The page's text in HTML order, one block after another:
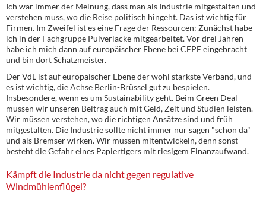
Ich war immer der Meinung, dass man als Industrie mitgestalten und
verstehen muss, wo die Reise politisch hingeht. Das ist wichtig für
Firmen. Im Zweifel ist es eine Frage der Ressourcen: Zunächst habe
ich in der Fachgruppe Pulverlacke mitgearbeitet. Vor drei Jahren
habe ich mich dann auf europäischer Ebene bei CEPE eingebracht
und bin dort Schatzmeister.
Der VdL ist auf europäischer Ebene der wohl stärkste Verband, und
es ist wichtig, die Achse Berlin-Brüssel gut zu bespielen.
Insbesondere, wenn es um Sustainability geht. Beim Green Deal
müssen wir unseren Beitrag auch mit Geld, Zeit und Studien leisten.
Wir müssen verstehen, wo die richtigen Ansätze sind und früh
mitgestalten. Die Industrie sollte nicht immer nur sagen "schon da"
und als Bremser wirken. Wir müssen mitentwickeln, denn sonst
besteht die Gefahr eines Papiertigers mit riesigem Finanzaufwand.
Kämpft die Industrie da nicht gegen regulative
Windmühlenflügel?